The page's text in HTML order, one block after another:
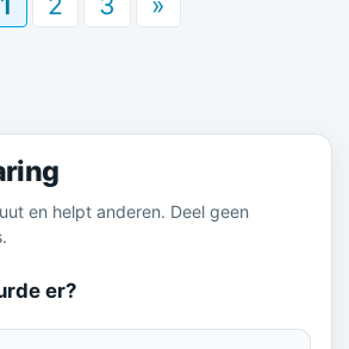
en helpt anderen. Deel geen
er?